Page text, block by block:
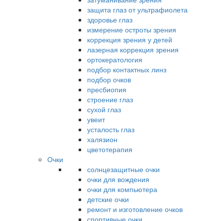
защита глаз от ультрафиолета
здоровье глаз
измерение остроты зрения
коррекция зрения у детей
лазерная коррекция зрения
ортокератология
подбор контактных линз
подбор очков
пресбиопия
строение глаз
сухой глаз
увеит
усталость глаз
халязион
цветотерапия
Очки
солнцезащитные очки
очки для вождения
очки для компьютера
детские очки
ремонт и изготовление очков